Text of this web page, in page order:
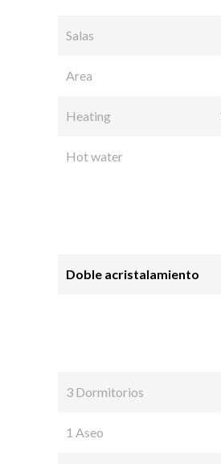
Salas
Area
Heating
Hot water
Doble acristalamiento
3 Dormitorios
1 Aseo